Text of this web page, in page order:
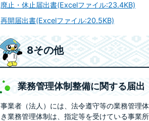
廃止・休止届出書(Excelファイル:23.4KB)
再開届出書(Excelファイル:20.5KB)
8その他
業務管理体制整備に関する届出
事業者（法人）には、法令遵守等の業務管理
き業務管理体制は、指定等を受けている事業